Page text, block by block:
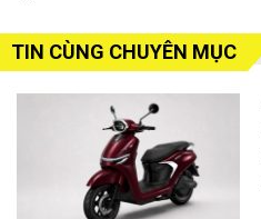
TIN CÙNG CHUYÊN MỤC